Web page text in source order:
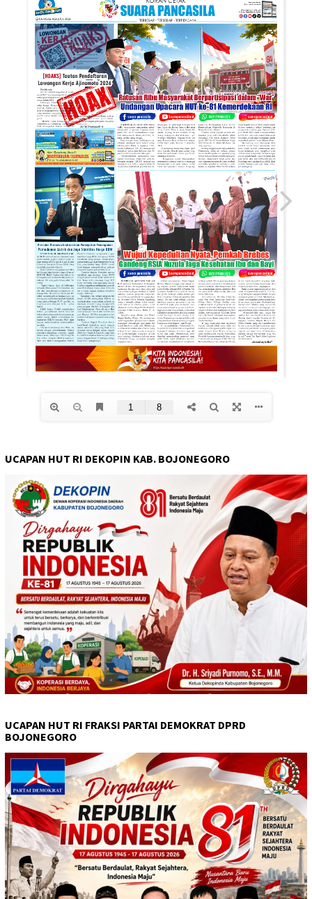
UCAPAN HUT RI DEKOPIN KAB. BOJONEGORO
UCAPAN HUT RI FRAKSI PARTAI DEMOKRAT DPRD
BOJONEGORO